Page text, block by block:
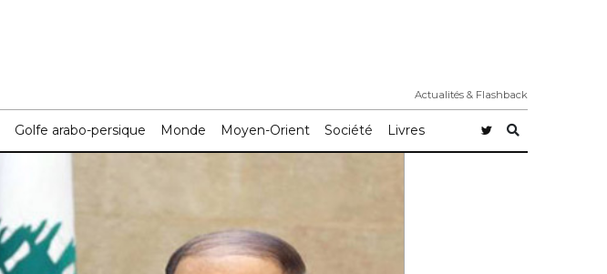
Actualités & Flashback
Golfe arabo-persique Monde Moyen-Orient Société Livres